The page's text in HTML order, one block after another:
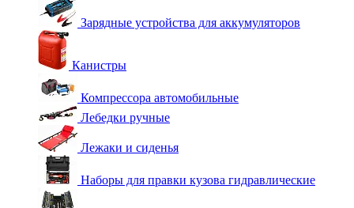
Зарядные устройства для аккумуляторов
Канистры
Компрессора автомобильные
Лебедки ручные
Лежаки и сиденья
Наборы для правки кузова гидравлические